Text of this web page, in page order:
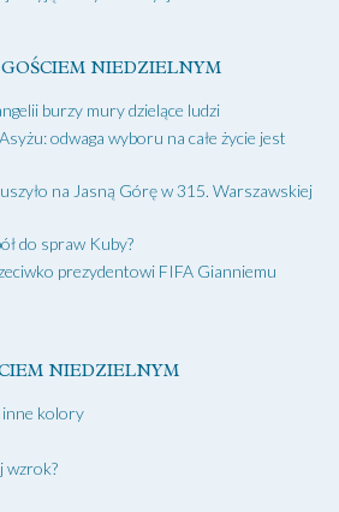
NIEDZIELNYM
burzy mury dzielące ludzi
odwaga wyboru na całe życie jest
na Jasną Górę w 315. Warszawskiej
do spraw Kuby?
prezydentowi FIFA Gianniemu
NIEDZIELNYM
inne kolory
wzrok?